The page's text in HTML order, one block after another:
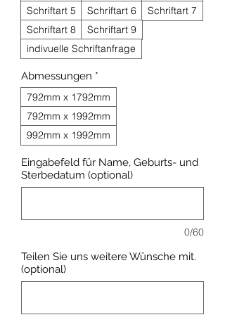
Schriftart 5
Schriftart 6
Schriftart 7
Schriftart 8
Schriftart 9
indivuelle Schriftanfrage
Abmessungen *
792mm x 1792mm
792mm x 1992mm
992mm x 1992mm
Eingabefeld für Name, Geburts- und
Sterbedatum (optional)
0/60
Teilen Sie uns weitere Wünsche mit.
(optional)